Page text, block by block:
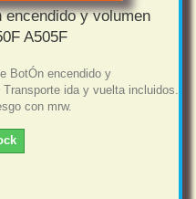
encendido y volumen
A505F
BotÓn encendido y
ida y vuelta incluidos.
con mrw.